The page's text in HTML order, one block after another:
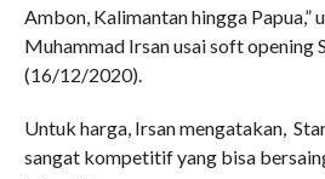
Ambon, Kalimantan hingga Papua,”
Muhammad Irsan usai soft opening
(16/12/2020).
Untuk harga, Irsan mengatakan,
sangat kompetitif yang bisa